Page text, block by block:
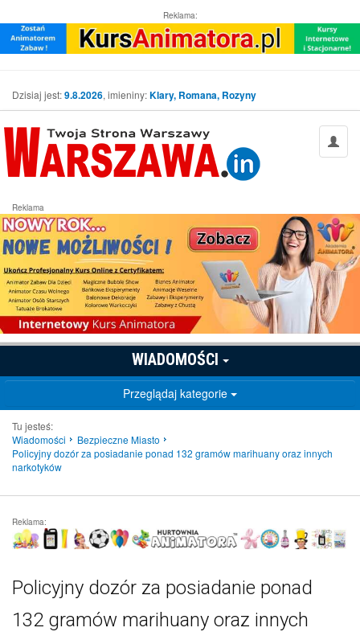
Reklama:
Dzisiaj jest:9.8.2026, imieniny:Klary, Romana, Rozyny
Reklama
WIADOMOŚCI
Przeglądaj kategorie
Tu jesteś:
Wiadomości
Bezpieczne Miasto
Policyjny dozór za posiadanie ponad 132 gramów marihuany oraz innych
narkotyków
Reklama:
Policyjny dozór za posiadanie ponad
132 gramów marihuany oraz innych